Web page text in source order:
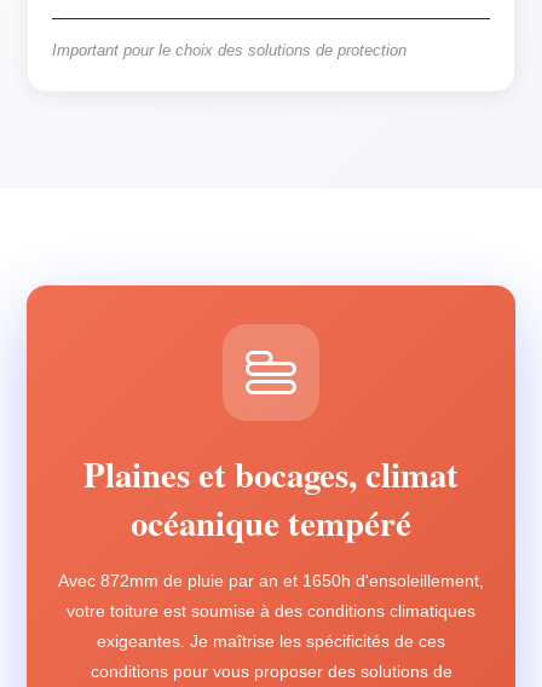
Important pour le choix des solutions de protection
Plaines et bocages, climat
océanique tempéré
Avec 872mm de pluie par an et 1650h d'ensoleillement,
votre toiture est soumise à des conditions climatiques
exigeantes. Je maîtrise les spécificités de ces
conditions pour vous proposer des solutions de